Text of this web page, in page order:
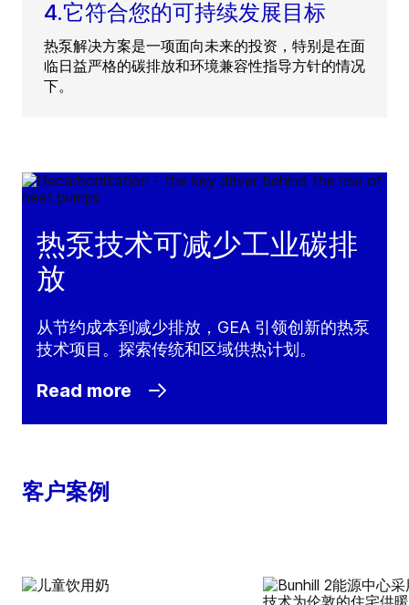
4.它符合您的可持续发展目标
热泵解决方案是一项面向未来的投资，特别是在面
临日益严格的碳排放和环境兼容性指导方针的情况
下。
热泵技术可减少工业碳排
放
从节约成本到减少排放，GEA 引领创新的热泵
技术项目。探索传统和区域供热计划。
Read more
客户案例